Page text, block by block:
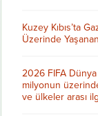
Kuzey Kıbıs’ta
Üzerinde
2026 FIFA Dünya
milyonun
ve ülkeler arası